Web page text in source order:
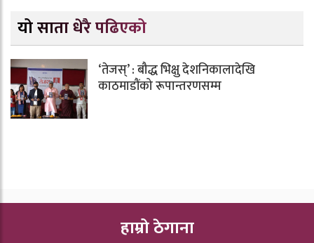
यो साता धेरै पढिएको
‘तेजस्’ : बौद्ध भिक्षु देशनिकालादेखि
काठमाडौंको रूपान्तरणसम्म
हाम्रो ठेगाना